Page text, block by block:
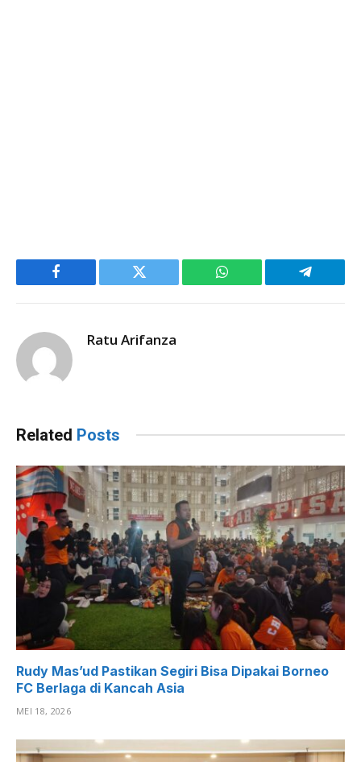
Facebook Twitter WhatsApp Telegram
Ratu Arifanza
Related Posts
Rudy Mas’ud Pastikan Segiri Bisa Dipakai Borneo
FC Berlaga di Kancah Asia
MEI 18, 2026